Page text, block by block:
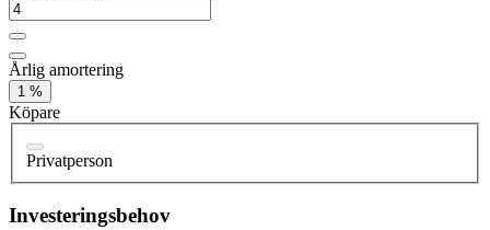
Årlig amortering
1 %
Köpare
Privatperson
Investeringsbehov